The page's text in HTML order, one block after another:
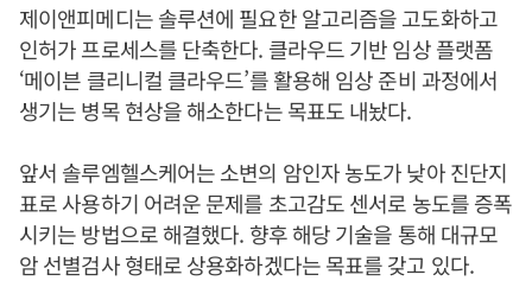
제이앤피메디는 솔루션에 필요한 알고리즘을 고도화하고
인허가 프로세스를 단축한다. 클라우드 기반 임상 플랫폼
‘메이븐 클리니컬 클라우드’를 활용해 임상 준비 과정에서
생기는 병목 현상을 해소한다는 목표도 내놨다.
앞서 솔루엠헬스케어는 소변의 암인자 농도가 낮아 진단지
표로 사용하기 어려운 문제를 초고감도 센서로 농도를 증폭
시키는 방법으로 해결했다. 향후 해당 기술을 통해 대규모
암 선별검사 형태로 상용화하겠다는 목표를 갖고 있다.